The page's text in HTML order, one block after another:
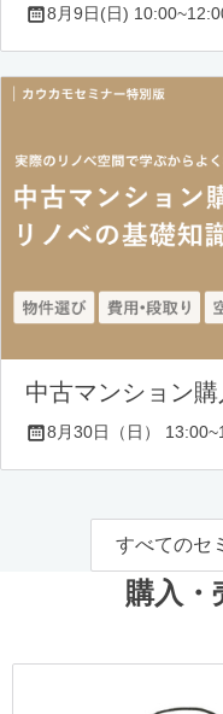
8月9日(日)
中古マンション
8月30日（日）
すべてのセ
購入・